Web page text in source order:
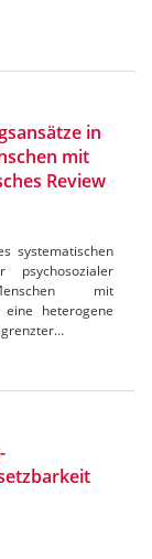
in
mit
Review
systematischen
psychosozialer
mit
eine heterogene